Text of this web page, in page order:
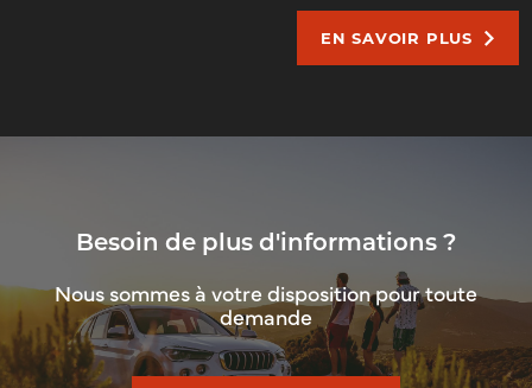
EN SAVOIR PLUS
Besoin de plus d'informations ?
Nous sommes à votre disposition pour toute
demande